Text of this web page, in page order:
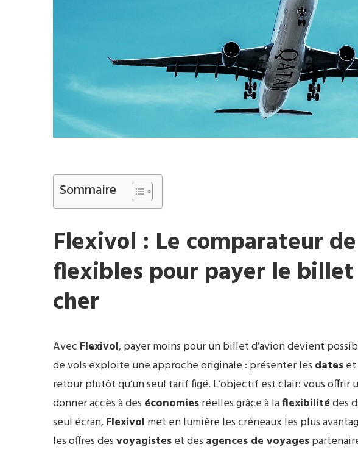
Sommaire
Flexivol : Le comparateur
flexibles pour payer le billet
cher
Avec Flexivol, payer moins pour un billet d’avion devient
de vols exploite une approche originale : présenter les dates
retour plutôt qu’un seul tarif figé. L’objectif est clair: vous offrir
donner accès à des économiesréelles grâce à laflexibilitédes
seul écran,Flexivol met en lumière les créneaux les plus
les offres desvoyagisteset des agences de voyages